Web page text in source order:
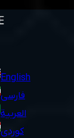
English
فارسی
العربية
کوردی